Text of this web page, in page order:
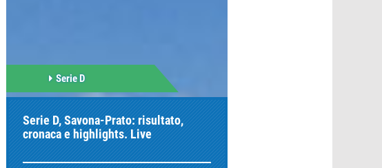
Serie D
Serie D, Savona-Prato: risultato,
cronaca e highlights. Live